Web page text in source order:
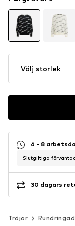
Välj storlek
6 - 8
Slutgiltiga
30 dagars
Tröjor